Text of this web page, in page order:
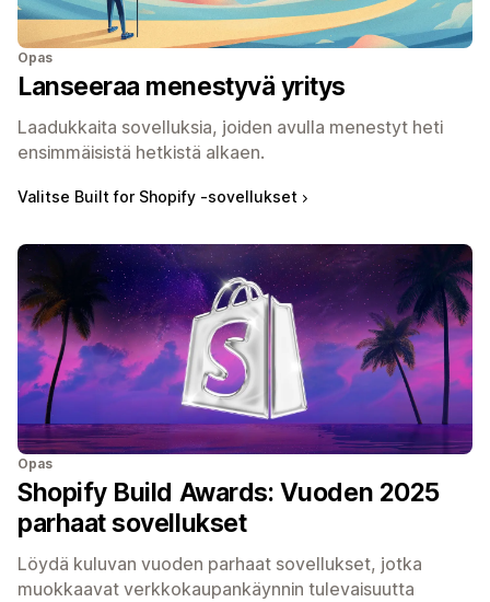
Opas
Lanseeraa menestyvä yritys
Laadukkaita sovelluksia, joiden avulla menestyt heti
ensimmäisistä hetkistä alkaen.
Valitse Built for Shopify ‑sovellukset
Opas
Shopify Build Awards: Vuoden 2025
parhaat sovellukset
Löydä kuluvan vuoden parhaat sovellukset, jotka
muokkaavat verkkokaupan­käynnin tulevaisuutta